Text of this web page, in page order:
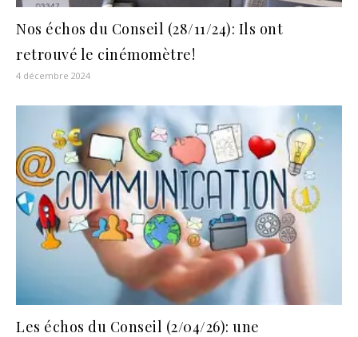
Nos échos du Conseil (28/11/24): Ils ont
retrouvé le cinémomètre!
4 décembre 2024
Les échos du Conseil (2/04/26): une